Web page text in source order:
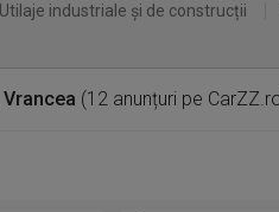
Utilaje industriale și de construcții
(12 anunțuri pe